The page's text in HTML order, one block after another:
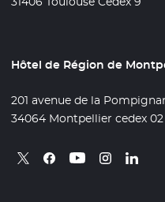
Hôtel de Région de
201 avenue de la
34064 Montpellier cedex 02
Retrouvez nous sur X
- Nouvelle fenêtre
Retrouvez nous sur
- Nouvelle fenêtre
Retrouvez nous
- Nouvelle
Retrouvez
- -